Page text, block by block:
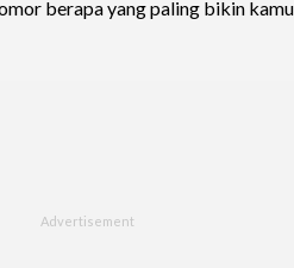
berapa yang paling bikin